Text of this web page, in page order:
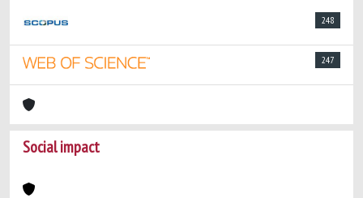
248
247
Social impact